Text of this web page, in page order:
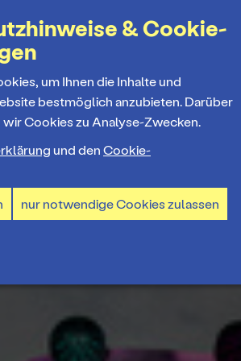
MENÜ
und Abos
Saalplan
& Cookie-
um Ihnen die Inhalte und
bestmöglich anzubieten. Darüber
wir Cookies zu Analyse-Zwecken.
und den Cookie-
nur notwendige Cookies zulassen